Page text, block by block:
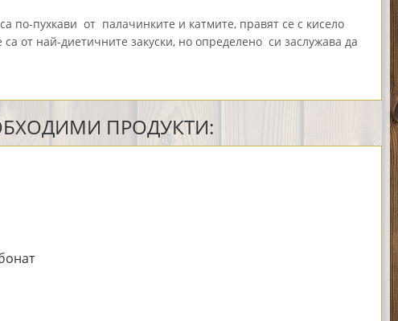
по-пухкави от палачинките и катмите, правят се с кисело
са от най-диетичните закуски, но определено си заслужава да
ПРОДУКТИ: